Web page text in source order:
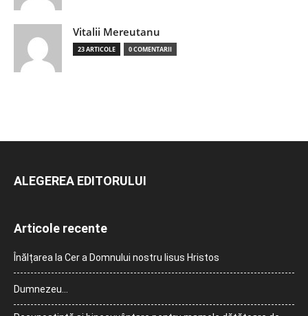
Vitalii Mereutanu
23 ARTICOLE 0 COMENTARII
ALEGEREA EDITORULUI
Articole recente
Înălțarea la Cer a Domnului nostru Iisus Hristos
Dumnezeu…